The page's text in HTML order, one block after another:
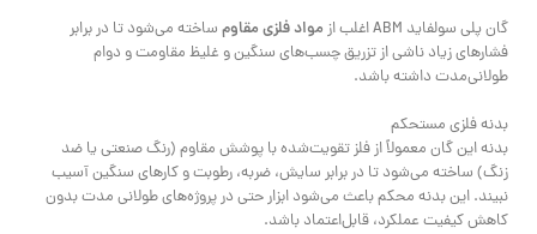
گان پلی سولفاید ABM اغلب از مواد فلزی مقاوم ساخته می‌شود تا در برابر
فشارهای زیاد ناشی از تزریق چسب‌های سنگین و غلیظ مقاومت و دوام
طولانی‌مدت داشته باشد.
بدنه فلزی مستحکم
بدنه این گان معمولاً از فلز تقویت‌شده با پوشش مقاوم (رنگ صنعتی یا ضد
زنگ) ساخته می‌شود تا در برابر سایش، ضربه، رطوبت و کارهای سنگین آسیب
نبیند. این بدنه محکم باعث می‌شود ابزار حتی در پروژه‌های طولانی مدت بدون
کاهش کیفیت عملکرد، قابل‌اعتماد باشد.